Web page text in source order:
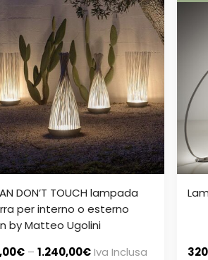
DON’T TOUCH lampada
per interno o esterno
by Matteo Ugolini
€ –1.240,00€Iva Inclusa